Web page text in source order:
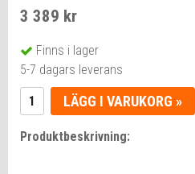
3 389 kr
Finns i lager
5-7 dagars leverans
LÄGG I VARUKORG »
Produktbeskrivning: